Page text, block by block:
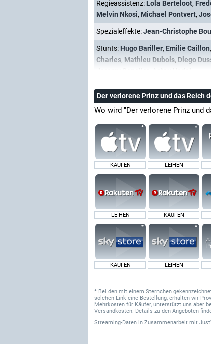
Regieassistenz: Lola Berteloot,
Melvin Nkosi, Michael Pontvert,
Spezialeffekte:Jean-Christophe
Stunts: Hugo Bariller, Emilie Caillon,
Charles, Mathieu Dubois, Diego
Der verlorene Prinz und das Reich
Wo wird "Der verlorene Prinz und
KAUFEN LEIHEN
LEIHEN KAUFEN
KAUFEN LEIHEN
* Bei den mit einem Sternchen
solchen Link eine Bestellung, erhalten wir
Mehrkosten für Käufer, unterstützt uns aber
Versandkosten. Details zu den Angeboten
Streaming-Daten in Zusammenarbeit mit